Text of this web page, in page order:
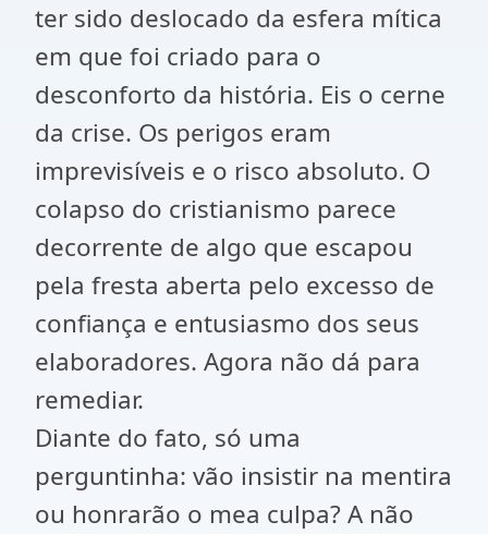
ter sido deslocado da esfera mítica
em que foi criado para o
desconforto da história. Eis o cerne
da crise. Os perigos eram
imprevisíveis e o risco absoluto. O
colapso do cristianismo parece
decorrente de algo que escapou
pela fresta aberta pelo excesso de
confiança e entusiasmo dos seus
elaboradores. Agora não dá para
remediar.
Diante do fato, só uma
perguntinha: vão insistir na mentira
ou honrarão o mea culpa? A não